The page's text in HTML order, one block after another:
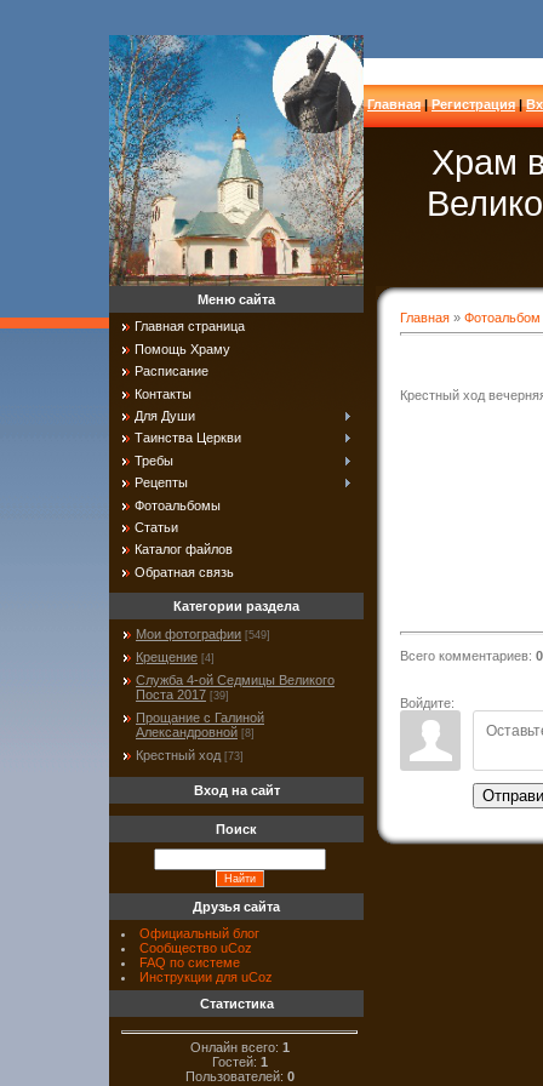
Главная|Регистрация|
Храм
Главная » Фотоальбом
Крестный ход
Всего комментариев: 0
Войдите:
Меню сайта
Главная страница
Помощь Храму
Расписание
Контакты
Для Души
Таинства Церкви
Требы
Рецепты
Фотоальбомы
Статьи
Каталог файлов
Обратная связь
Категории раздела
Мои фотографии [549]
Крещение [4]
Служба 4-ой Седмицы Великого
Поста 2017 [39]
Прощание с Галиной
Александровной [8]
Крестный ход [73]
Вход на сайт
Поиск
Друзья сайта
Официальный блог
Сообщество uCoz
FAQ по системе
Инструкции для uCoz
Статистика
Онлайн всего: 1
Гостей: 1
Пользователей: 0